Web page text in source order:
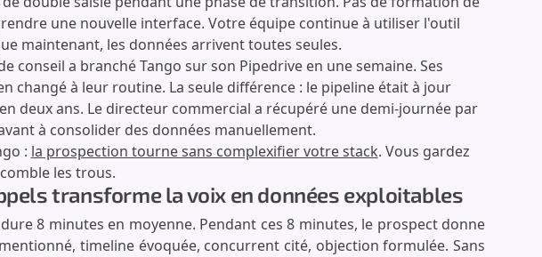
une nouvelle interface. Votre équipe continue à utiliser l'outil
maintenant, les données arrivent toutes seules.
conseil a branché Tango sur son Pipedrive en une semaine. Ses
changé à leur routine. La seule différence : le pipeline était à jour
deux ans. Le directeur commercial a récupéré une demi-journée par
à consolider des données manuellement.
: la prospection tourne sans complexifier votre stack. Vous gardez
les trous.
transforme la voix en données exploitables
8 minutes en moyenne. Pendant ces 8 minutes, le prospect donne
timeline évoquée, concurrent cité, objection formulée. Sans